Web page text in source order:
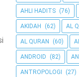
AHLI HADITS (76)
AKIDAH (62) AL
AL QURAN (60)
ANDROID (82)
ANTROPOLOGI (27)